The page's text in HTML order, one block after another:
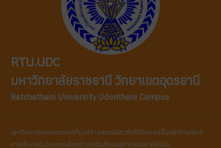
RTU.UDC
มหาวิทยาลัยราชธานี วิทยาเขตอุดรธานี
Ratchathani University Udonthani Campus
มหาวิทยาลัยแห่งอนาคตที่มุ่งสร้างสรรค์บัณฑิตให้มีความเป็นเลิศด้านทักษะ
การทำงานในอนาคตเพื่อสร้างเสริมสังคมสู่การพัฒนาที่ยั่งยืน